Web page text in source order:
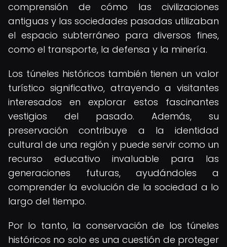
comprensión de cómo las civilizaciones
antiguas y las sociedades pasadas utilizaban
el espacio subterráneo para diversos fines,
como el transporte, la defensa y la minería.
Los túneles históricos también tienen un valor
turístico significativo, atrayendo a visitantes
interesados en explorar estos fascinantes
vestigios del pasado. Además, su
preservación contribuye a la identidad
cultural de una región y puede servir como un
recurso educativo invaluable para las
generaciones futuras, ayudándoles a
comprender la evolución de la sociedad a lo
largo del tiempo.
Por lo tanto, la conservación de los túneles
históricos no solo es una cuestión de proteger